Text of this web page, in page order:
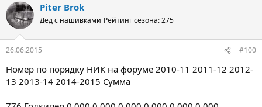
Piter Brok
Дед с нашивками Рейтинг сезона: 275
26.06.2015 #100
Номер по порядку НИК на форуме 2010-11 2011-12 2012-
13 2013-14 2014-2015 Сумма